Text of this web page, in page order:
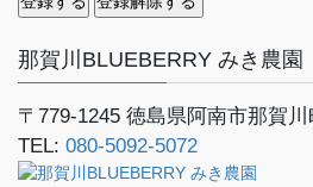
那賀川BLUEBERRY みき農園
〒779-1245 徳島県阿南市那賀川
TEL: 080-5092-5072